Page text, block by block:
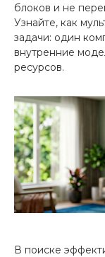
блоков и не
Узнайте, как
задачи: один
внутренние
ресурсов.
В поиске